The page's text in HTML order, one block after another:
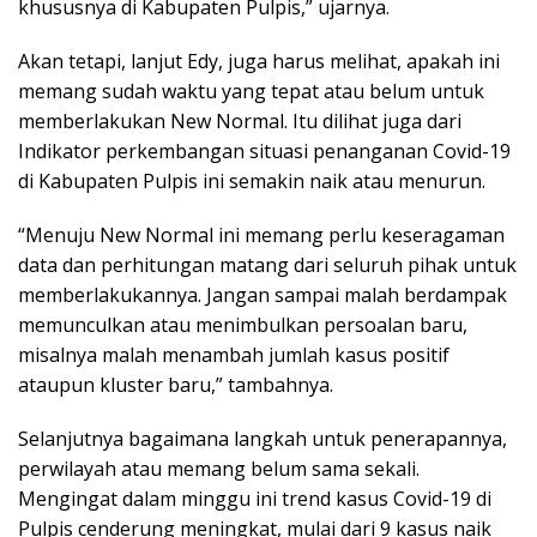
khususnya di Kabupaten Pulpis,” ujarnya.
Akan tetapi, lanjut Edy, juga harus melihat, apakah ini
memang sudah waktu yang tepat atau belum untuk
memberlakukan New Normal. Itu dilihat juga dari
Indikator perkembangan situasi penanganan Covid-19
di Kabupaten Pulpis ini semakin naik atau menurun.
“Menuju New Normal ini memang perlu keseragaman
data dan perhitungan matang dari seluruh pihak untuk
memberlakukannya. Jangan sampai malah berdampak
memunculkan atau menimbulkan persoalan baru,
misalnya malah menambah jumlah kasus positif
ataupun kluster baru,” tambahnya.
Selanjutnya bagaimana langkah untuk penerapannya,
perwilayah atau memang belum sama sekali.
Mengingat dalam minggu ini trend kasus Covid-19 di
Pulpis cenderung meningkat, mulai dari 9 kasus naik